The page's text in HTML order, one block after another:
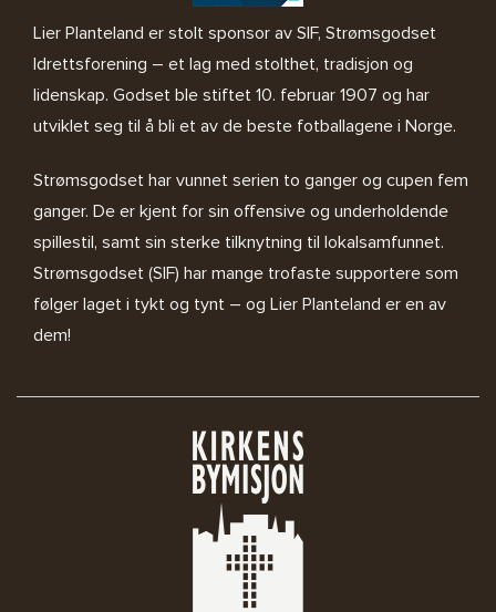
Lier Planteland er stolt sponsor av SIF, Strømsgodset
Idrettsforening – et lag med stolthet, tradisjon og
lidenskap. Godset ble stiftet 10. februar 1907 og har
utviklet seg til å bli et av de beste fotballagene i Norge.
Strømsgodset har vunnet serien to ganger og cupen fem
ganger. De er kjent for sin offensive og underholdende
spillestil, samt sin sterke tilknytning til lokalsamfunnet.
Strømsgodset (SIF) har mange trofaste supportere som
følger laget i tykt og tynt – og Lier Planteland er en av
dem!